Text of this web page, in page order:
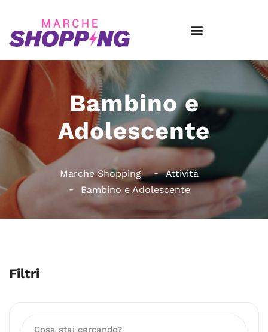
Bambino e
Adolescente
Marche Shopping
Attività
Bambino e Adolescente
Filtri